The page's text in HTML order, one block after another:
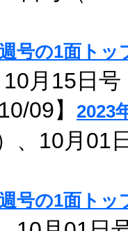
週号の1面トッ
月15日
09】 2023
、10月01
週号の1面トッ